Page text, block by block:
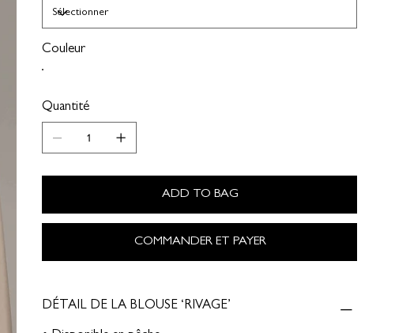
Couleur
Quantité
ADD TO BAG
COMMANDER ET PAYER
DÉTAIL DE LA BLOUSE ‘RIVAGE’